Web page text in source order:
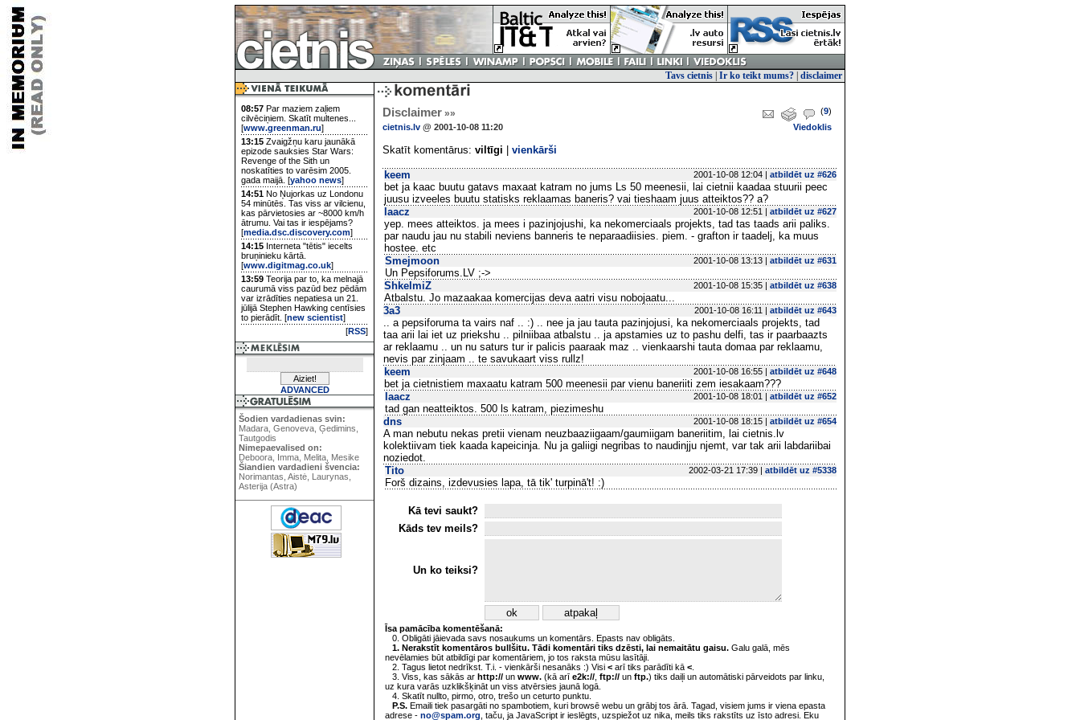
Tavs cietnis Ir ko teikt mums? disclaimer
08:57 Par maziem zaļiem
cilvēciņiem. Skatīt multenes...
[www.greenman.ru]
13:15 Zvaigžņu karu jaunākā
epizode sauksies Star Wars:
Revenge of the Sith un
noskatīties to varēsim 2005.
gada maijā. [yahoo news]
14:51 No Ņujorkas uz Londonu
54 minūtēs. Tas viss ar vilcienu,
kas pārvietosies ar ~8000 km/h
ātrumu. Vai tas ir iespējams?
[media.dsc.discovery.com]
14:15 Interneta "tētis" iecelts
bruņinieku kārtā.
[www.digitmag.co.uk]
13:59 Teorija par to, ka melnajā
caurumā viss pazūd bez pēdām
var izrādīties nepatiesa un 21.
jūlijā Stephen Hawking centīsies
to pierādīt. [new scientist]
[RSS]
ADVANCED
Šodien vardadienas svin:
Madara, Genoveva, Ģedimins,
Tautgodis
Nimepaevalised on:
Deboora, Imma, Melita, Mesike
Šiandien vardadieni švencia:
Norimantas, Aistė, Laurynas,
Asterija (Astra)
Disclaimer »» (9)
cietnis.lv @ 2001-10-08 11:20 Viedoklis
Skatīt komentārus: viltīgi vienkārši
keem 2001-10-08 12:04 | atbildēt uz #626
bet ja kaac buutu gatavs maxaat katram no jums Ls 50 meenesii, lai cietnii kaadaa stuurii peec
juusu izveeles buutu statisks reklaamas baneris? vai tieshaam juus atteiktos?? a?
laacz
2001-10-08 12:51 | atbildēt uz #627
yep. mees atteiktos. ja mees i pazinjojushi, ka nekomerciaals projekts, tad tas taads arii paliks.
par naudu jau nu stabili neviens banneris te neparaadiisies. piem. - grafton ir taadelj, ka muus
hostee. etc
Smejmoon
2001-10-08 13:13 | atbildēt uz #631
Un Pepsiforums.LV ;->
ShkelmiZ
2001-10-08 15:35 | atbildēt uz #638
Atbalstu. Jo mazaakaa komercijas deva aatri visu nobojaatu...
3a3
2001-10-08 16:11 | atbildēt uz #643
.. a pepsiforuma ta vairs naf .. :) .. nee ja jau tauta pazinjojusi, ka nekomerciaals projekts, tad
taa arii lai iet uz priekshu .. pilniibaa atbalstu .. ja apstamies uz to pashu delfi, tas ir paarbaazts
ar reklaamu .. un nu saturs tur ir palicis paaraak maz .. vienkaarshi tauta domaa par reklaamu,
nevis par zinjaam .. te savukaart viss rullz!
keem
2001-10-08 16:55 | atbildēt uz #648
bet ja cietnistiem maxaatu katram 500 meenesii par vienu baneriiti zem iesakaam???
laacz
2001-10-08 18:01 | atbildēt uz #652
tad gan neatteiktos. 500 ls katram, piezimeshu
dns
2001-10-08 18:15 | atbildēt uz #654
A man nebutu nekas pretii vienam neuzbaaziigaam/gaumiigam baneriitim, lai cietnis.lv
kolektiivam tiek kaada kapeicinja. Nu ja galiigi negribas to naudinjju njemt, var tak arii labdariibai
noziedot.
Tito
2002-03-21 17:39 | atbildēt uz #5338
Forš dizains, izdevusies lapa, tā tik' turpinā't! :)
Kā tevi saukt?
Kāds tev meils?
Un ko teiksi?
Īsa pamācība komentēšanā:
0. Obligāti jāievada savs nosaukums un komentārs. Epasts nav obligāts.
1. Nerakstīt komentāros bullšitu. Tādi komentāri tiks dzēsti, lai nemaitātu gaisu. Galu galā, mēs
nevēlamies būt atbildīgi par komentāriem, jo tos raksta mūsu lasītāji.
2. Tagus lietot nedrīkst. T.i. - vienkārši nesanāks :) Visi < arī tiks parādīti kā <
3. Viss, kas sākās ar http:// un www. (kā arī e2k:// ftp:// un ftp.) tiks daiļi un automātiski pārveidots par linku,
uz kura varās uzklikšķināt un viss atvērsies jaunā logā.
4. Skatīt nullto, pirmo, otro, trešo un ceturto punktu.
P.S. Emaili tiek pasargāti no spambotiem, kuri browsē webu un grābj tos ārā. Tagad, visiem jums ir viena epasta
adrese - no@spam.org , taču, ja JavaScript ir ieslēgts, uzspiežot uz nika, meils tiks rakstīts uz īsto adresi. Eku